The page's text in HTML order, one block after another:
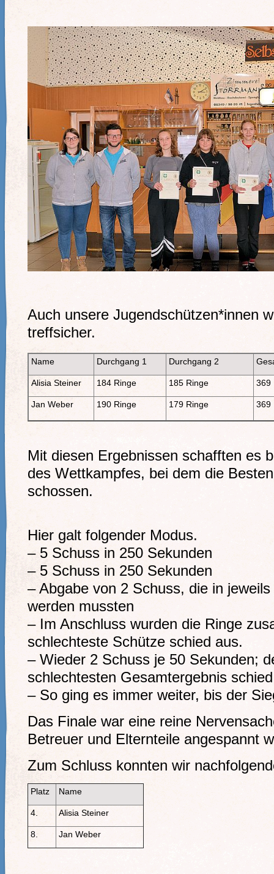
Auch unsere Jugendschützen*innen
treffsicher.
Name Durchgang 1 Durchgang 2
Alisia Steiner 184 Ringe 185 Ringe 369
Jan Weber 190 Ringe 179 Ringe 369
Mit diesen Ergebnissen schafften es
des Wettkampfes, bei dem die
schossen.
Hier galt folgender Modus.
– 5 Schuss in 250 Sekunden
– 5 Schuss in 250 Sekunden
– Abgabe von 2 Schuss, die in
werden mussten
– Im Anschluss wurden die Ringe
schlechteste Schütze schied aus.
– Wieder 2 Schuss je 50 Sekunden;
schlechtesten Gesamtergebnis
– So ging es immer weiter, bis der
Das Finale war eine reine
Betreuer und Elternteile angespannt
Zum Schluss konnten wir
Platz Name
4. Alisia Steiner
8. Jan Weber